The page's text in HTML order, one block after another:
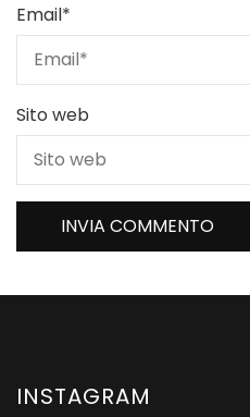
Email*
Sito web
INSTAGRAM